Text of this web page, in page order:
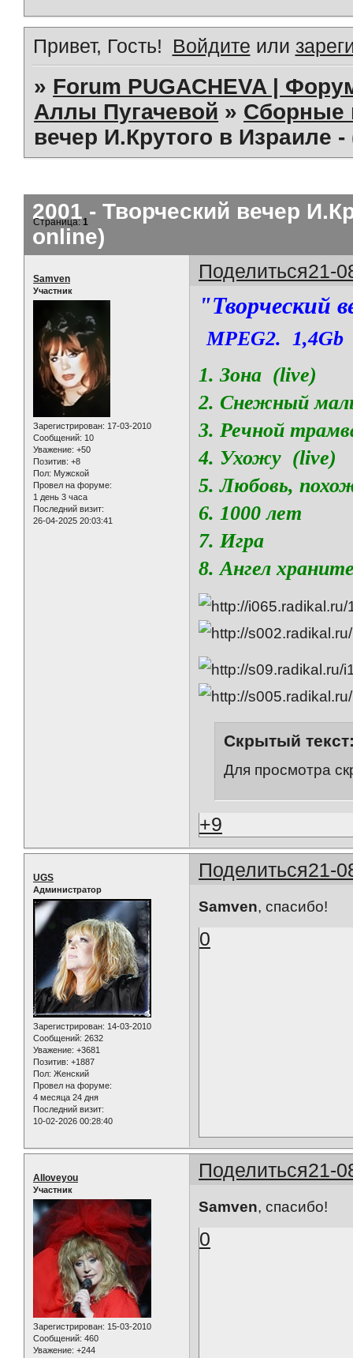
Привет, Гость! Войдите или
» Forum PUGACHEVA |
Аллы Пугачевой » Сборные
вечер И.Крутого в
2001 - Творческий вечер
online)
Страница:1
Поделиться21-
Samven
Участник
Зарегистрирован: 17-03-2010
Сообщений: 10
Уважение: +50
Позитив: +8
Пол: Мужской
Провел на форуме:
1 день 3 часа
Последний визит:
26-04-2025 20:03:41
"Творческий
MPEG2. 1,4Gb
1. Зона (live)
2. Снежный
3. Речной
4. Ухожу (live)
5. Любовь,
6. 1000 лет
7. Игра
8. Ангел
Скрытый
Для просмотра
+9
Поделиться21-
UGS
Администратор
Зарегистрирован: 14-03-2010
Сообщений: 2632
Уважение: +3681
Позитив: +1887
Пол: Женский
Провел на форуме:
4 месяца 24 дня
Последний визит:
10-02-2026 00:28:40
Samven, спасибо!
0
Поделиться21-
Alloveyou
Участник
Зарегистрирован: 15-03-2010
Сообщений: 460
Уважение: +244
Samven, спасибо!
0